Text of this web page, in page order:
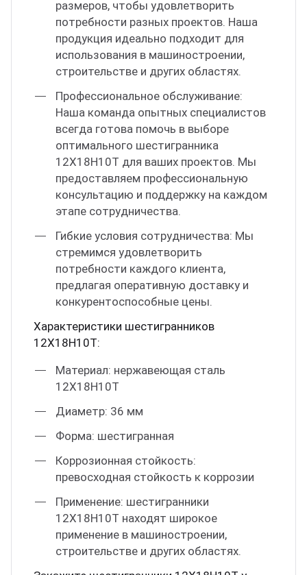
размеров, чтобы удовлетворить
потребности разных проектов. Наша
продукция идеально подходит для
использования в машиностроении,
строительстве и других областях.
Профессиональное обслуживание:
Наша команда опытных специалистов
всегда готова помочь в выборе
оптимального шестигранника
12Х18Н10Т для ваших проектов. Мы
предоставляем профессиональную
консультацию и поддержку на каждом
этапе сотрудничества.
Гибкие условия сотрудничества: Мы
стремимся удовлетворить
потребности каждого клиента,
предлагая оперативную доставку и
конкурентоспособные цены.
Характеристики шестигранников
12Х18Н10Т:
Материал: нержавеющая сталь
12Х18Н10Т
Диаметр: 36 мм
Форма: шестигранная
Коррозионная стойкость:
превосходная стойкость к коррозии
Применение: шестигранники
12Х18Н10Т находят широкое
применение в машиностроении,
строительстве и других областях.